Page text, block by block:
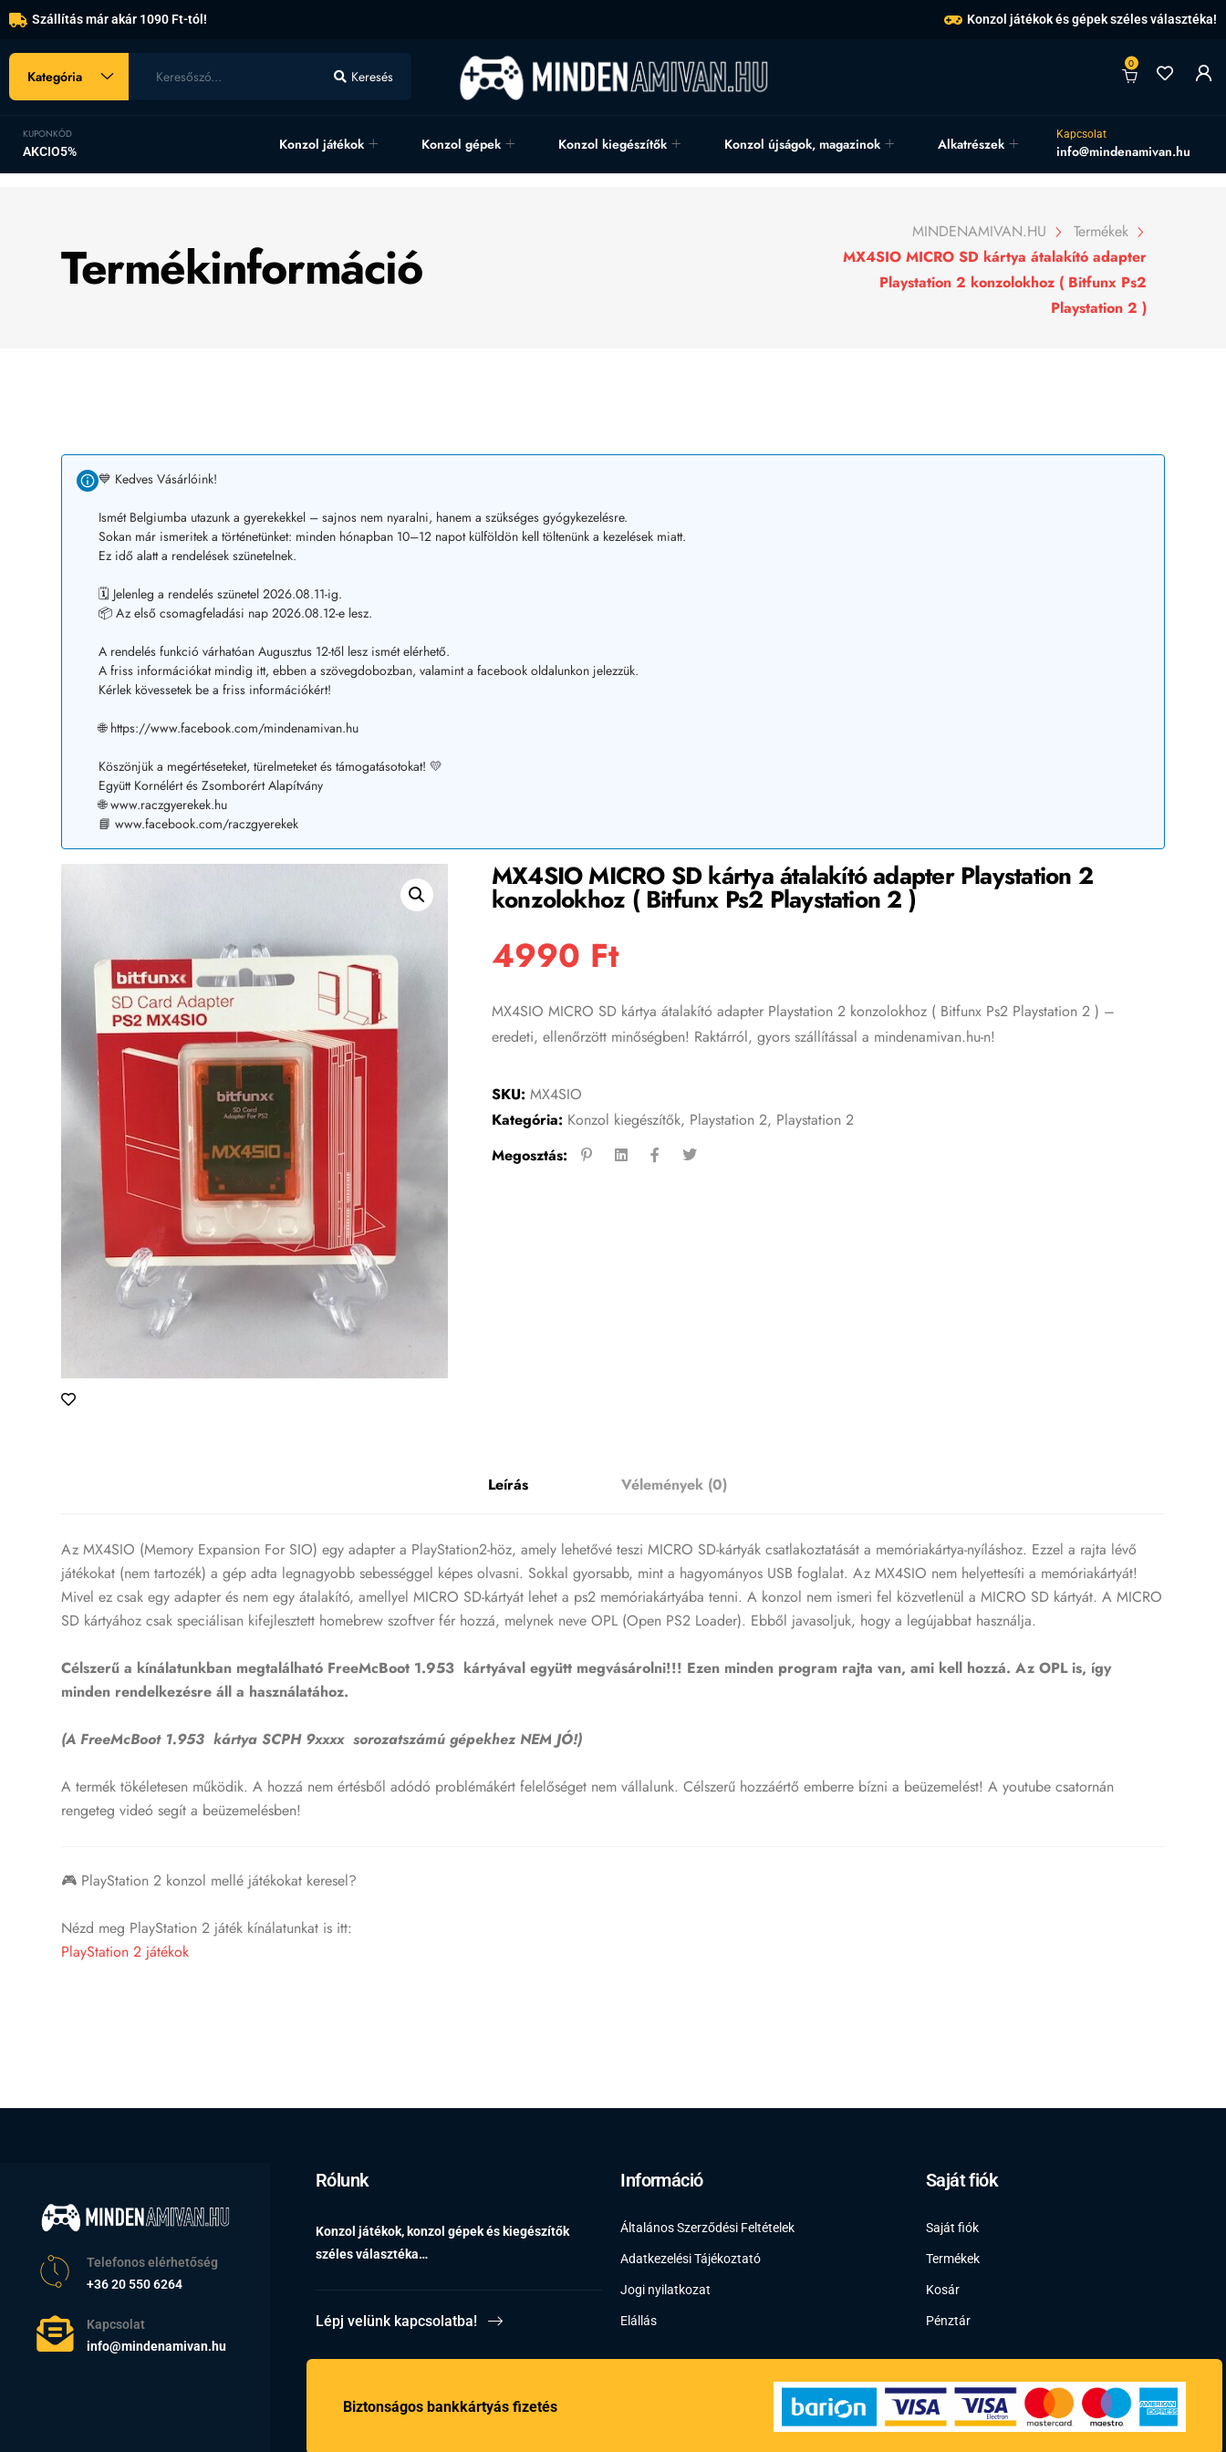
Szállítás már akár 1090 Ft-tól! Konzol játékok és gépek széles választéka!
Kategória Keresés
0
KUPONKÓD
AKCIO5% Konzol játékok Konzol gépek Konzol kiegészítők Konzol újságok, magazinok Alkatrészek
Kapcsolat
info@mindenamivan.hu
Termékinformáció
MINDENAMIVAN.HU
Termékek
MX4SIO MICRO SD kártya átalakító adapter
Playstation 2 konzolokhoz ( Bitfunx Ps2
Playstation 2 )
💙 Kedves Vásárlóink!
Ismét Belgiumba utazunk a gyerekekkel – sajnos nem nyaralni, hanem a szükséges gyógykezelésre.
Sokan már ismeritek a történetünket: minden hónapban 10–12 napot külföldön kell töltenünk a kezelések miatt.
Ez idő alatt a rendelések szünetelnek.
🗓️ Jelenleg a rendelés szünetel 2026.08.11-ig.
📦 Az első csomagfeladási nap 2026.08.12-e lesz.
A rendelés funkció várhatóan Augusztus 12-től lesz ismét elérhető.
A friss információkat mindig itt, ebben a szövegdobozban, valamint a facebook oldalunkon jelezzük.
Kérlek kövessetek be a friss információkért!
🌐 https://www.facebook.com/mindenamivan.hu
Köszönjük a megértéseteket, türelmeteket és támogatásotokat! 💛
Együtt Kornélért és Zsomborért Alapítvány
🌐 www.raczgyerekek.hu
📘 www.facebook.com/raczgyerekek
MX4SIO MICRO SD kártya átalakító adapter Playstation 2
konzolokhoz ( Bitfunx Ps2 Playstation 2 )
4990 Ft
MX4SIO MICRO SD kártya átalakító adapter Playstation 2 konzolokhoz ( Bitfunx Ps2 Playstation 2 ) –
eredeti, ellenőrzött minőségben! Raktárról, gyors szállítással a mindenamivan.hu-n!
SKU: MX4SIO
Kategória: Konzol kiegészítők, Playstation 2, Playstation 2
Megosztás:
Leírás Vélemények (0)
Az MX4SIO (Memory Expansion For SIO) egy adapter a PlayStation2-höz, amely lehetővé teszi MICRO SD-kártyák csatlakoztatását a memóriakártya-nyíláshoz. Ezzel a rajta lévő
játékokat (nem tartozék) a gép adta legnagyobb sebességgel képes olvasni. Sokkal gyorsabb, mint a hagyományos USB foglalat. Az MX4SIO nem helyettesíti a memóriakártyát!
Mivel ez csak egy adapter és nem egy átalakító, amellyel MICRO SD-kártyát lehet a ps2 memóriakártyába tenni. A konzol nem ismeri fel közvetlenül a MICRO SD kártyát. A MICRO
SD kártyához csak speciálisan kifejlesztett homebrew szoftver fér hozzá, melynek neve OPL (Open PS2 Loader). Ebből javasoljuk, hogy a legújabbat használja.
Célszerű a kínálatunkban megtalálható FreeMcBoot 1.953 kártyával együtt megvásárolni!!! Ezen minden program rajta van, ami kell hozzá. Az OPL is, így
minden rendelkezésre áll a használatához.
(A FreeMcBoot 1.953 kártya SCPH 9xxxx sorozatszámú gépekhez NEM JÓ!)
A termék tökéletesen működik. A hozzá nem értésből adódó problémákért felelőséget nem vállalunk. Célszerű hozzáértő emberre bízni a beüzemelést! A youtube csatornán
rengeteg videó segít a beüzemelésben!
🎮 PlayStation 2 konzol mellé játékokat keresel?
Nézd meg PlayStation 2 játék kínálatunkat is itt:
PlayStation 2 játékok
Telefonos elérhetőség
+36 20 550 6264
Kapcsolat
info@mindenamivan.hu
Rólunk
Konzol játékok, konzol gépek és kiegészítők
széles választéka…
Lépj velünk kapcsolatba!
Információ
Általános Szerződési Feltételek
Adatkezelési Tájékoztató
Jogi nyilatkozat
Elállás
Saját fiók
Saját fiók
Termékek
Kosár
Pénztár
Biztonságos bankkártyás fizetés